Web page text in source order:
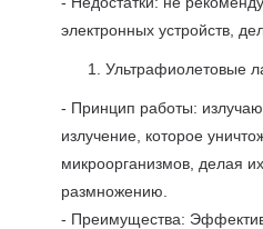
электронных устройств,
Ультрафиолетовые
- Принцип работы:
излучение, которое
микроорганизмов, делая
размножению.
- Преимущества: